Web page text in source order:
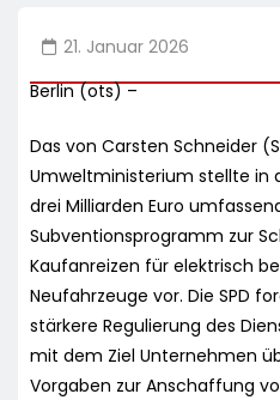
21. Januar 2026
Berlin (ots) –
Das von Carsten Schneider
Umweltministerium stellte in
drei Milliarden Euro
Subventionsprogramm zur
Kaufanreizen für elektrisch
Neufahrzeuge vor. Die SPD
stärkere Regulierung des
mit dem Ziel Unternehmen
Vorgaben zur Anschaffung